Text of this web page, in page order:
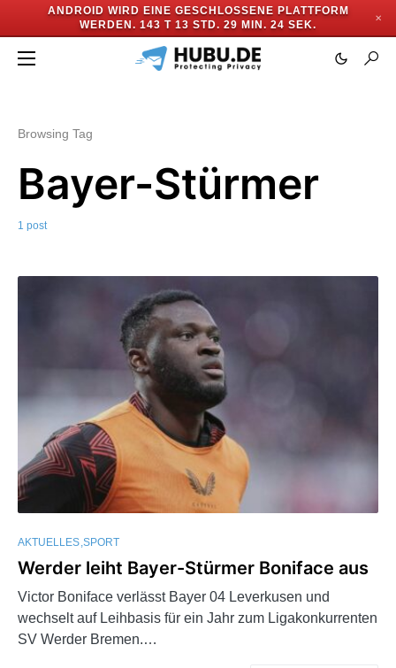
ANDROID WIRD EINE GESCHLOSSENE PLATTFORM
WERDEN. 143 T 13 STD. 29 MIN. 24 SEK.
✕
Browsing Tag
Bayer-Stürmer
1 post
AKTUELLES SPORT
Werder leiht Bayer-Stürmer Boniface aus
Victor Boniface verlässt Bayer 04 Leverkusen und
wechselt auf Leihbasis für ein Jahr zum Ligakonkurrenten
SV Werder Bremen.…